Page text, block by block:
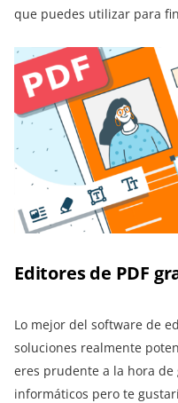
que puedes utilizar para
Editores de PDF
Lo mejor del software de
soluciones realmente
eres prudente a la hora
informáticos pero te